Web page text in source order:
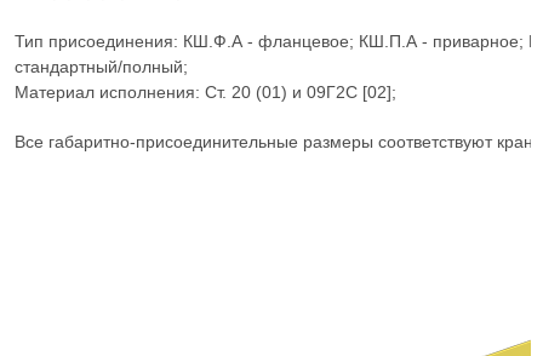
Тип присоединения: КШ.Ф.А - фланцевое; КШ.П.А - приварное;
стандартный/полный;
Материал исполнения: Ст. 20 (01) и 09Г2С [02];
Все габаритно-присоединительные размеры соответствуют